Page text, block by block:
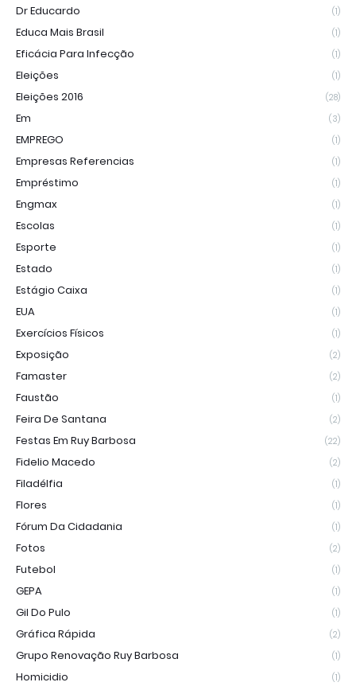
Dr Educardo (1)
Educa Mais Brasil (1)
Eficácia Para Infecção (1)
Eleições (1)
Eleições 2016 (28)
Em (3)
EMPREGO (1)
Empresas Referencias (1)
Empréstimo (1)
Engmax (1)
Escolas (1)
Esporte (1)
Estado (1)
Estágio Caixa (1)
EUA (1)
Exercícios Físicos (1)
Exposição (2)
Famaster (2)
Faustão (1)
Feira De Santana (2)
Festas Em Ruy Barbosa (22)
Fidelio Macedo (2)
Filadélfia (1)
Flores (1)
Fórum Da Cidadania (1)
Fotos (2)
Futebol (1)
GEPA (1)
Gil Do Pulo (1)
Gráfica Rápida (2)
Grupo Renovação Ruy Barbosa (1)
Homicidio (1)